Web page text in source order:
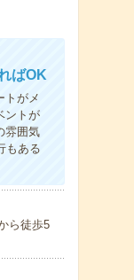
ばOK
トがメ
ントが
雰囲気
もある
ら徒歩5